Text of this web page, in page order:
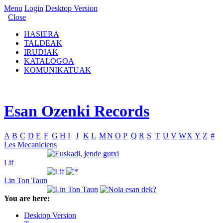
Menu Login Desktop Version
Close
HASIERA
TALDEAK
IRUDIAK
KATALOGOA
KOMUNIKATUAK
Esan Ozenki Records
A B C D E F G H I J K L MN O P Q R S T U V WX Y Z #
Les Mecaniciens
Lif
Lin Ton Taun
You are here:
Desktop Version